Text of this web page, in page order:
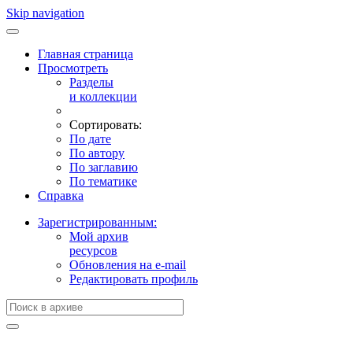
Skip navigation
Главная страница
Просмотреть
Разделы
и коллекции
Сортировать:
По дате
По автору
По заглавию
По тематике
Справка
Зарегистрированным:
Мой архив
ресурсов
Обновления на e-mail
Редактировать профиль